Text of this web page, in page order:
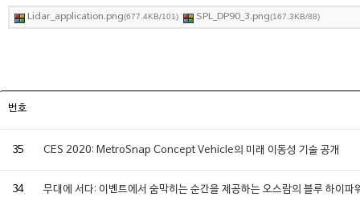
Lidar_application.png(677.4KB/101) SPL_DP90_3.png(167.3KB/88)
번호
35 CES 2020: MetroSnap Concept Vehicle의 미래 이동성 기술 공개
34 무대에 서다: 이벤트에서 숨막히는 순간을 제공하는 오스람의 블루 하이파